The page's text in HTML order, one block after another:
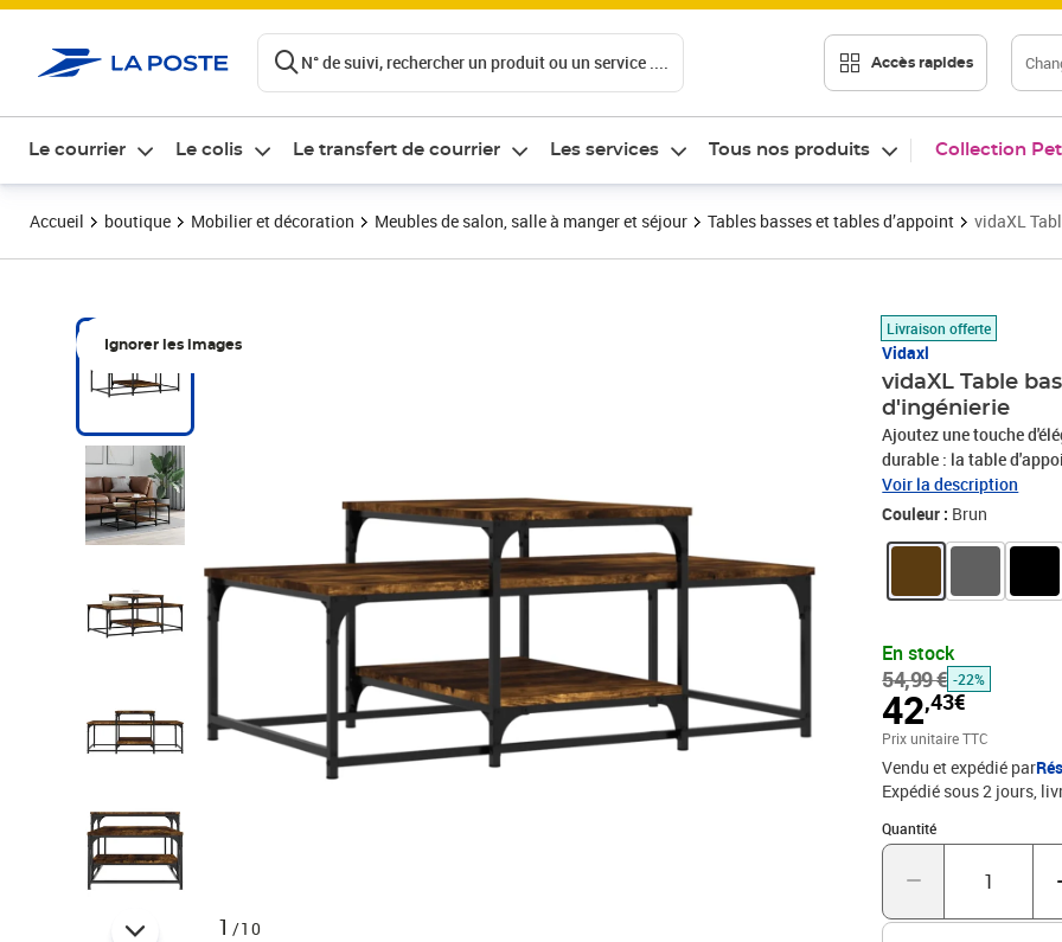
N° de suivi, rechercher un produit ou un service .... Accès rapides
Le courrier Le colis Le transfert de courrier Les services Tous nos produits Collection
Accueil boutique Mobilier et décoration Meubles de salon, salle à manger et séjour Tables basses et tables d’appoint vidaXL
Ignorer les images
1 /10
Livraison offerte
Vidaxl
vidaXL Table
d'ingénierie
Ajoutez une touche
durable : la table
d'une qualité
stabilité, et résistance à
robuste : le cadre de
x 45 cm (l x P x
Voir la description
Couleur : Brun
En stock
54,99 €
Prix barré 54,99 €
-22%
42,43€
Prix 42,43€
Prix unitaire TTC
Vendu et expédié par
Expédié sous 2 jours
Quantité
Quantité : 1